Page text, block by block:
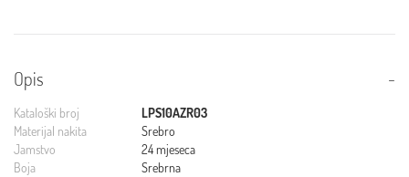
Opis
Kataloški broj
LPS10AZR03
Materijal nakita
Srebro
Jamstvo
24 mjeseca
Boja
Srebrna